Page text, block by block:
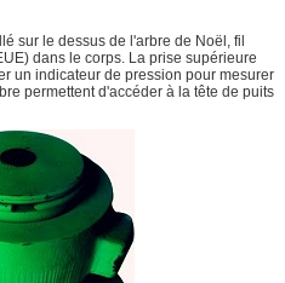
sur le dessus de l'arbre de Noël, fil
dans le corps. La prise supérieure
un indicateur de pression pour mesurer
permettent d'accéder à la tête de puits